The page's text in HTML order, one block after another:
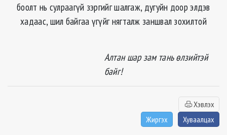
боолт нь сулраагүй зэргийг шалгаж, дугуйн доор элдэв
хадаас, шил байгаа үгүйг нягталж заншвал зохилтой
Алтан шар зам тань өлзийтэй
байг!
Хэвлэх
Жиргэх
Хуваалцах